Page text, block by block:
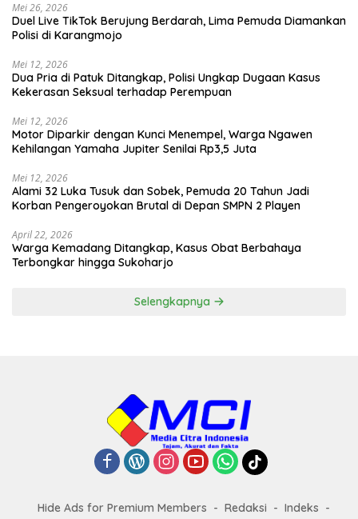
Mei 26, 2026
Duel Live TikTok Berujung Berdarah, Lima Pemuda Diamankan
Polisi di Karangmojo
Mei 12, 2026
Dua Pria di Patuk Ditangkap, Polisi Ungkap Dugaan Kasus
Kekerasan Seksual terhadap Perempuan
Mei 12, 2026
Motor Diparkir dengan Kunci Menempel, Warga Ngawen
Kehilangan Yamaha Jupiter Senilai Rp3,5 Juta
Mei 12, 2026
Alami 32 Luka Tusuk dan Sobek, Pemuda 20 Tahun Jadi
Korban Pengeroyokan Brutal di Depan SMPN 2 Playen
April 22, 2026
Warga Kemadang Ditangkap, Kasus Obat Berbahaya
Terbongkar hingga Sukoharjo
Selengkapnya
Hide Ads for Premium Members Redaksi
Indeks